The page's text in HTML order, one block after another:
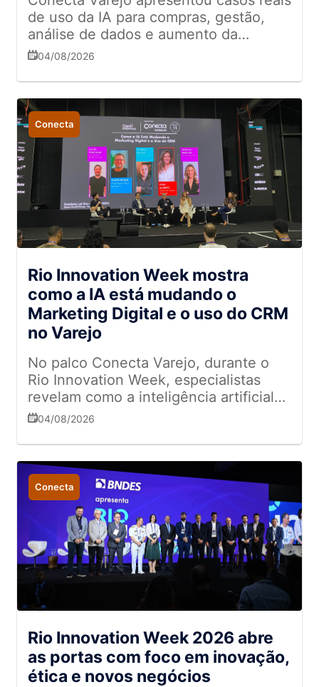
de uso da IA para compras, gestão,
análise de dados e aumento da
produtividade no setor
04/08/2026
Conecta
Rio Innovation Week mostra
como a IA está mudando o
Marketing Digital e o uso do CRM
no Varejo
No palco Conecta Varejo, durante o
Rio Innovation Week, especialistas
revelam como a inteligência artificial
transforma o histórico de vendas em
melhores conexões com parceiros e
clientes
04/08/2026
Conecta
Rio Innovation Week 2026 abre
as portas com foco em inovação,
ética e novos negócios